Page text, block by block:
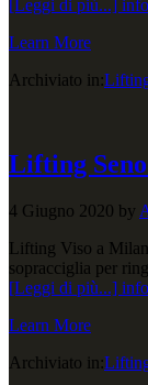
[Leggi di più...]
Learn More
Archiviato in:
Lifting
4 Giugno 2020 by
Lifting Viso a
sopracciglia per
[Leggi di più...]
Learn More
Archiviato in: